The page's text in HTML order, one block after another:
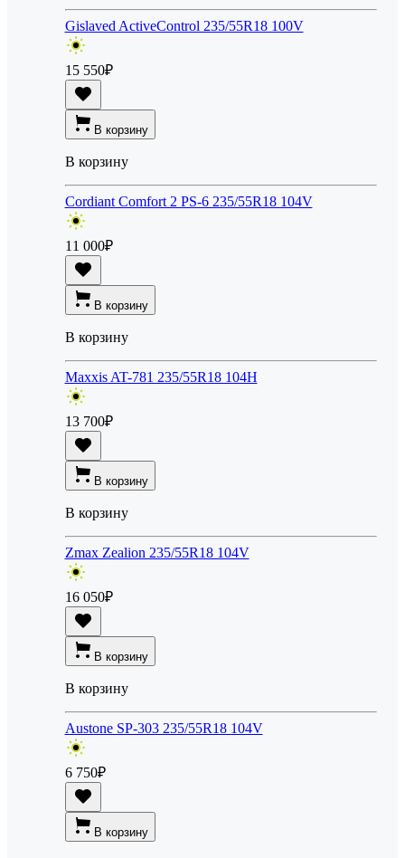
Gislaved ActiveControl 235/55R18 100V
15 550₽
В корзину
В корзину
Cordiant Comfort 2 PS-6 235/55R18 104V
11 000₽
В корзину
В корзину
Maxxis AT-781 235/55R18 104H
13 700₽
В корзину
В корзину
Zmax Zealion 235/55R18 104V
16 050₽
В корзину
В корзину
Austone SP-303 235/55R18 104V
6 750₽
В корзину